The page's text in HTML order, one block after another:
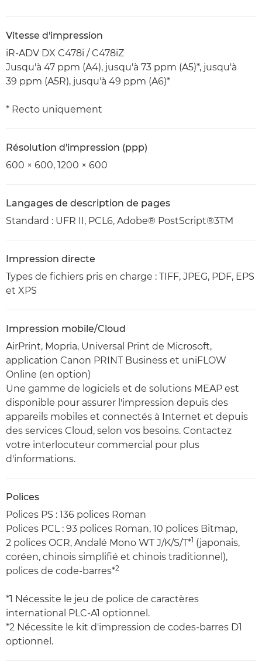
Vitesse d'impression
iR-ADV DX C478i / C478iZ
Jusqu'à 47 ppm (A4), jusqu'à 73 ppm (A5)*, jusqu'à
39 ppm (A5R), jusqu'à 49 ppm (A6)*
* Recto uniquement
Résolution d'impression (ppp)
600 × 600, 1200 × 600
Langages de description de pages
Standard : UFR II, PCL6, Adobe® PostScript®3TM
Impression directe
Types de fichiers pris en charge : TIFF, JPEG, PDF, EPS
et XPS
Impression mobile/Cloud
AirPrint, Mopria, Universal Print de Microsoft,
application Canon PRINT Business et uniFLOW
Online (en option)
Une gamme de logiciels et de solutions MEAP est
disponible pour assurer l'impression depuis des
appareils mobiles et connectés à Internet et depuis
des services Cloud, selon vos besoins. Contactez
votre interlocuteur commercial pour plus
d'informations.
Polices
Polices PS : 136 polices Roman
Polices PCL : 93 polices Roman, 10 polices Bitmap,
2 polices OCR, Andalé Mono WT J/K/S/T*1 (japonais,
coréen, chinois simplifié et chinois traditionnel),
polices de code-barres*2
*1 Nécessite le jeu de police de caractères
international PLC-A1 optionnel.
*2 Nécessite le kit d'impression de codes-barres D1
optionnel.